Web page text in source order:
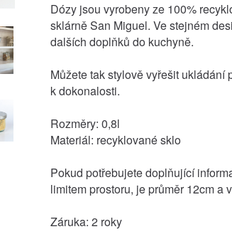
Dózy jsou vyrobeny ze 100%
sklárně San Miguel. Ve stejném
dalších doplňků do kuchyně.
Můžete tak stylově vyřešit ukládání
k dokonalosti.
Rozměry: 0,8l
Materiál: recyklované sklo
Pokud potřebujete doplňující
limitem prostoru, je průměr 12cm a
Záruka: 2 roky